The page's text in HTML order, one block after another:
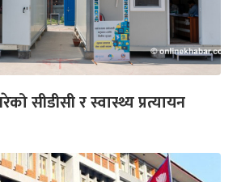
सीडीसी र स्वास्थ्य प्रत्यायन